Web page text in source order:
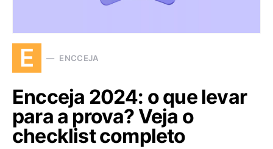
E ENCCEJA
Encceja 2024: o que levar
para a prova? Veja o
checklist completo